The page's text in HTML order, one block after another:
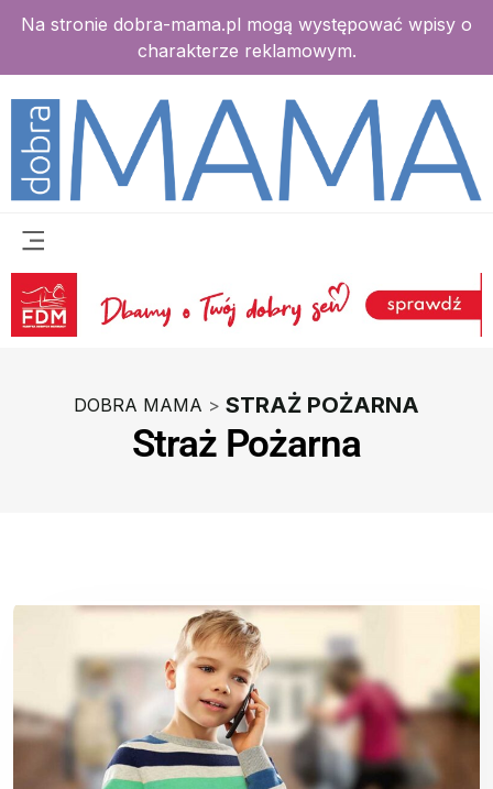
Na stronie dobra-mama.pl mogą występować wpisy o
charakterze reklamowym.
DOBRA MAMA > STRAŻ POŻARNA
Straż Pożarna